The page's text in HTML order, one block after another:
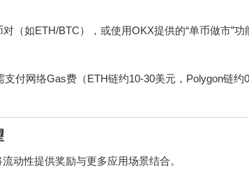
（如ETH/BTC），或使用OKX提供的“单币做市”
支付网络Gas费（ETH链约10-30美元，Polygon链
动性提供奖励与更多应用场景结合。